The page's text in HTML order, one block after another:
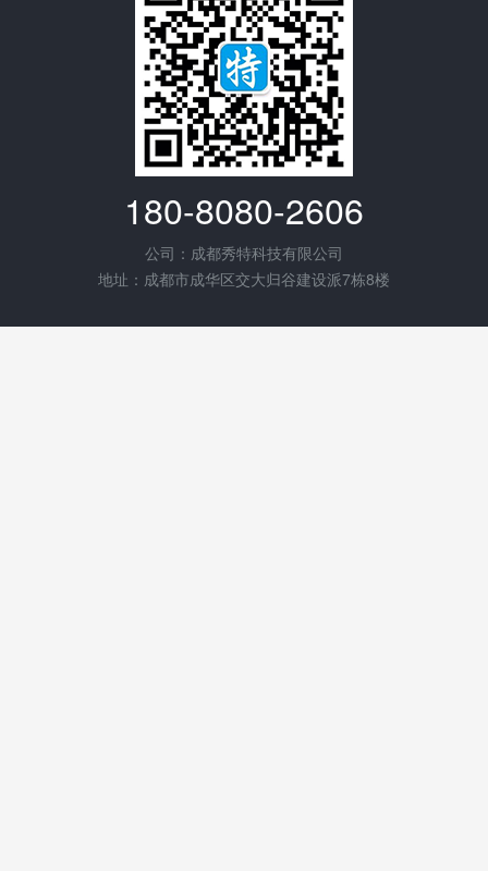
180-8080-2606
公司：成都秀特科技有限公司
地址：成都市成华区交大归谷建设派7栋8楼